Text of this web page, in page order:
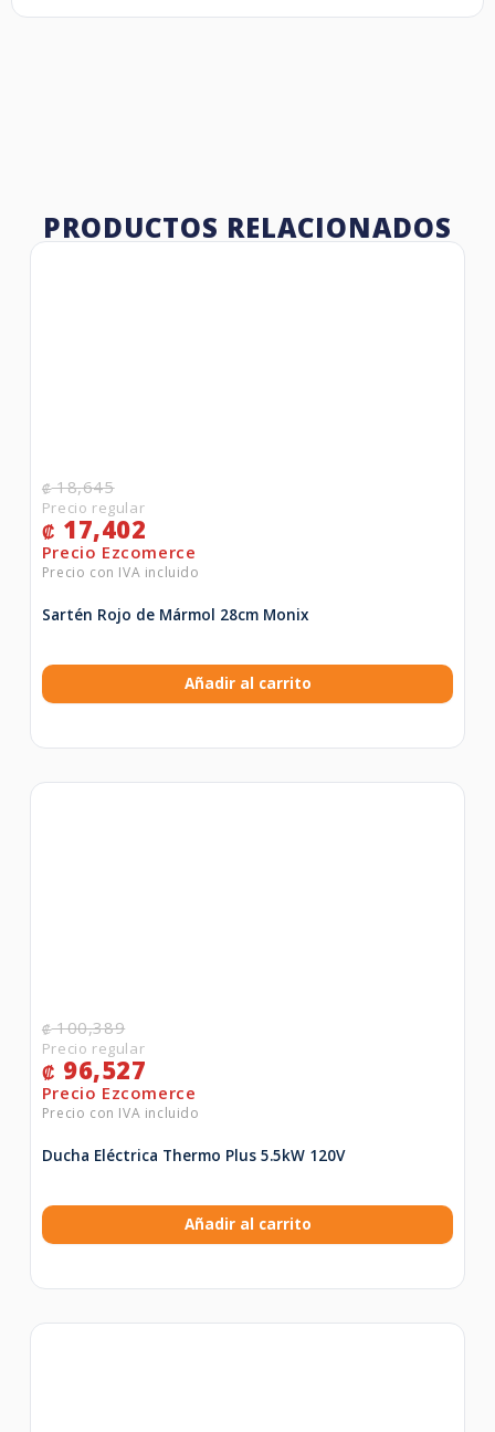
PRODUCTOS RELACIONADOS
₡18,645
₡ 17,402
Sartén Rojo de Mármol 28cm Monix
Añadir al carrito
₡100,389
₡ 96,527
Ducha Eléctrica Thermo Plus 5.5kW 120V
Añadir al carrito